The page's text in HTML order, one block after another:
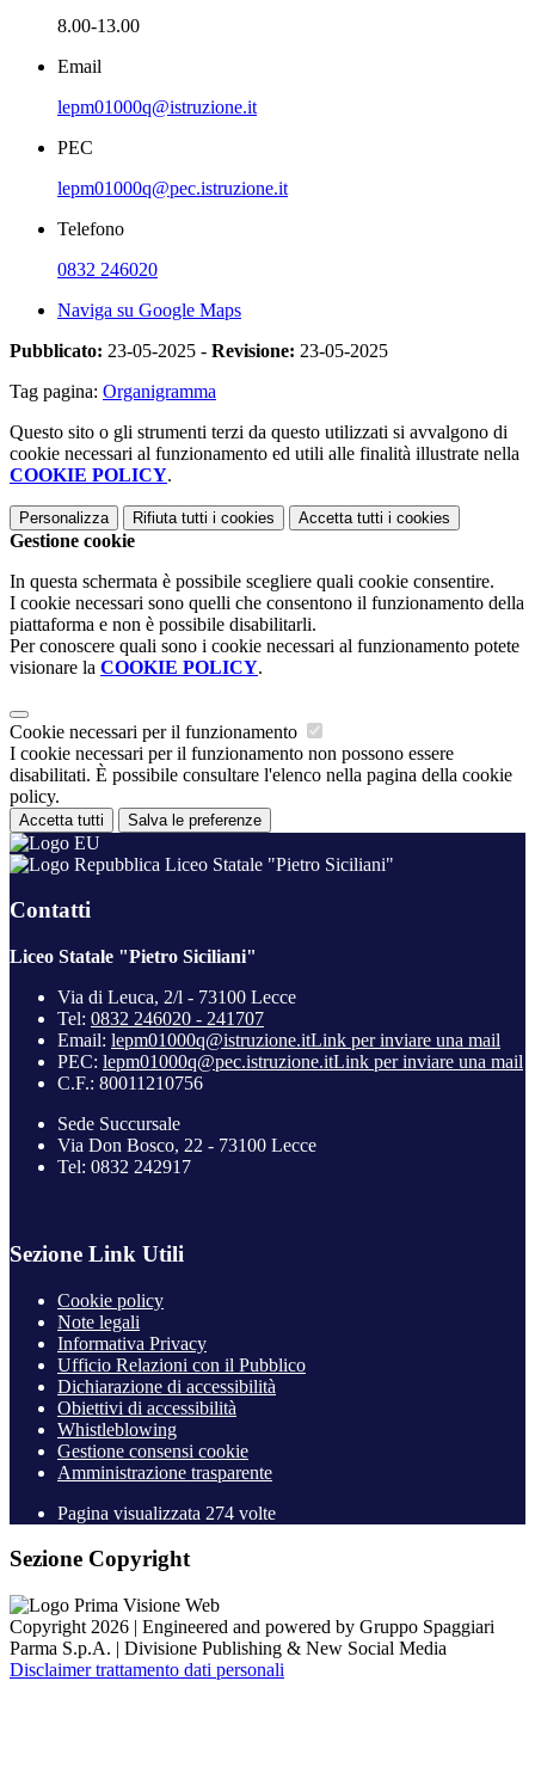
8.00-13.00
Email
lepm01000q@istruzione.it
PEC
lepm01000q@pec.istruzione.it
Telefono
0832 246020
Naviga su Google Maps
Pubblicato: 23-05-2025 - Revisione: 23-05-2025
Tag pagina: Organigramma
Questo sito o gli strumenti terzi da questo utilizzati si avvalgono di
cookie necessari al funzionamento ed utili alle finalità illustrate nella
COOKIE POLICY.
Personalizza Rifiuta tutti i cookies Accetta tutti i cookies
Gestione cookie
In questa schermata è possibile scegliere quali cookie consentire.
I cookie necessari sono quelli che consentono il funzionamento della
piattaforma e non è possibile disabilitarli.
Per conoscere quali sono i cookie necessari al funzionamento potete
visionare la COOKIE POLICY.
Cookie necessari per il funzionamento
I cookie necessari per il funzionamento non possono essere
disabilitati. È possibile consultare l'elenco nella pagina della cookie
policy.
Accetta tutti Salva le preferenze
Liceo Statale "Pietro Siciliani"
Contatti
Liceo Statale "Pietro Siciliani"
Via di Leuca, 2/l - 73100 Lecce
Tel: 0832 246020 - 241707
Email: lepm01000q@istruzione.itLink per inviare una mail
PEC: lepm01000q@pec.istruzione.itLink per inviare una mail
C.F.: 80011210756
Sede Succursale
Via Don Bosco, 22 - 73100 Lecce
Tel: 0832 242917
Sezione Link Utili
Cookie policy
Note legali
Informativa Privacy
Ufficio Relazioni con il Pubblico
Dichiarazione di accessibilità
Obiettivi di accessibilità
Whistleblowing
Gestione consensi cookie
Amministrazione trasparente
Pagina visualizzata 274 volte
Sezione Copyright
Copyright 2026 | Engineered and powered by Gruppo Spaggiari
Parma S.p.A. | Divisione Publishing & New Social Media
Disclaimer trattamento dati personali